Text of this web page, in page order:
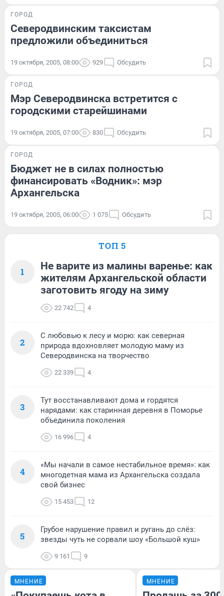
ГОРОД
Северодвинским таксистам
предложили объединиться
19 октября, 2005, 08:00 929 Обсудить
ГОРОД
Мэр Северодвинска встретится с
городскими старейшинами
19 октября, 2005, 07:00 830 Обсудить
ГОРОД
Бюджет не в силах полностью
финансировать «Водник»: мэр
Архангельска
19 октября, 2005, 06:00 1 075 Обсудить
ТОП 5
1
Не варите из малины варенье: как
жителям Архангельской области
заготовить ягоду на зиму
22 742 4
2
С любовью к лесу и морю: как северная
природа вдохновляет молодую маму из
Северодвинска на творчество
22 339 4
3
Тут восстанавливают дома и гордятся
нарядами: как старинная деревня в Поморье
объединила поколения
16 996 4
4
«Мы начали в самое нестабильное время»: как
многодетная мама из Архангельска создала
свой бизнес
15 453 12
5
Грубое нарушение правил и ругань до слёз:
звезды чуть не сорвали шоу «Большой куш»
9 161 9
МНЕНИЕ МНЕНИЕ